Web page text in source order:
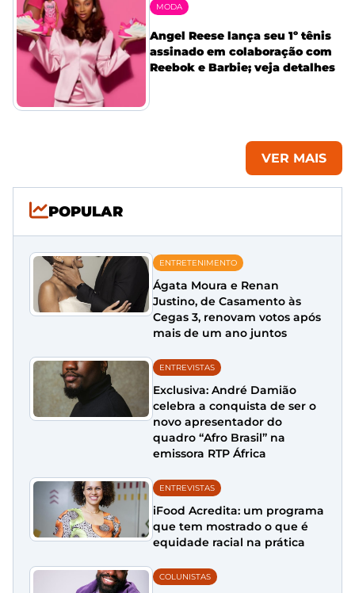
MODA
Angel Reese lança seu 1º tênis
assinado em colaboração com
Reebok e Barbie; veja detalhes
VER MAIS
POPULAR
ENTRETENIMENTO
Ágata Moura e Renan
Justino, de Casamento às
Cegas 3, renovam votos após
mais de um ano juntos
ENTREVISTAS
Exclusiva: André Damião
celebra a conquista de ser o
novo apresentador do
quadro “Afro Brasil” na
emissora RTP África
ENTREVISTAS
iFood Acredita: um programa
que tem mostrado o que é
equidade racial na prática
COLUNISTAS